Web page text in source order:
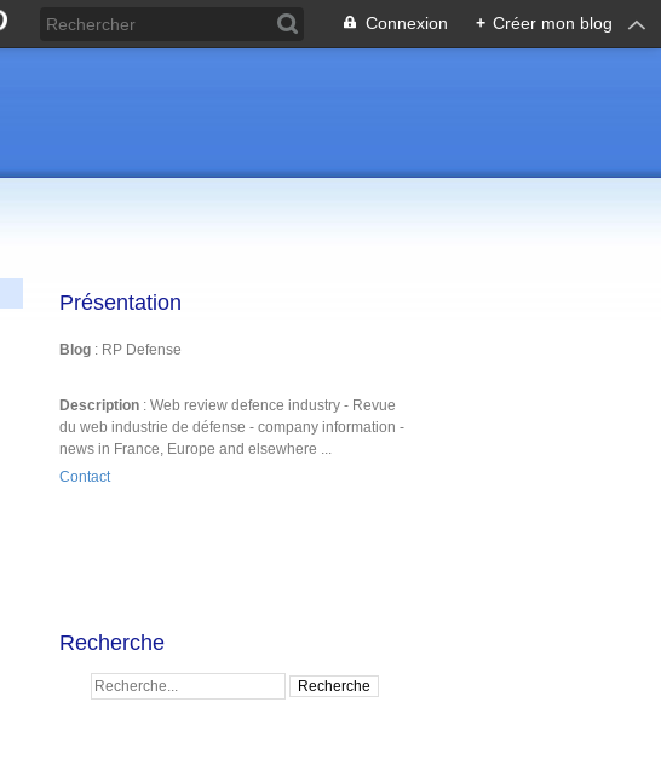
Connexion + Créer mon blog
Présentation
Blog : RP Defense
Description : Web review defence industry - Revue
du web industrie de défense - company information -
news in France, Europe and elsewhere ...
Contact
Recherche